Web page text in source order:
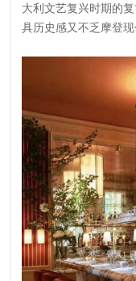
大利文艺复兴时期的
具历史感又不乏摩登现